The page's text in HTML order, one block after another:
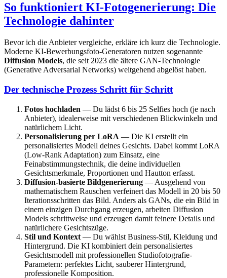
So funktioniert KI-Fotogenerierung: Die
Technologie dahinter
Bevor ich die Anbieter vergleiche, erkläre ich kurz die Technologie.
Moderne KI-Bewerbungsfoto-Generatoren nutzen sogenannte
Diffusion Models, die seit 2023 die ältere GAN-Technologie
(Generative Adversarial Networks) weitgehend abgelöst haben.
Der technische Prozess Schritt für Schritt
Fotos hochladen — Du lädst 6 bis 25 Selfies hoch (je nach
Anbieter), idealerweise mit verschiedenen Blickwinkeln und
natürlichem Licht.
Personalisierung per LoRA — Die KI erstellt ein
personalisiertes Modell deines Gesichts. Dabei kommt LoRA
(Low-Rank Adaptation) zum Einsatz, eine
Feinabstimmungstechnik, die deine individuellen
Gesichtsmerkmale, Proportionen und Hautton erfasst.
Diffusion-basierte Bildgenerierung — Ausgehend von
mathematischem Rauschen verfeinert das Modell in 20 bis 50
Iterationsschritten das Bild. Anders als GANs, die ein Bild in
einem einzigen Durchgang erzeugen, arbeiten Diffusion
Models schrittweise und erzeugen damit feinere Details und
natürlichere Gesichtszüge.
Stil und Kontext — Du wählst Business-Stil, Kleidung und
Hintergrund. Die KI kombiniert dein personalisiertes
Gesichtsmodell mit professionellen Studiofotografie-
Parametern: perfektes Licht, sauberer Hintergrund,
professionelle Komposition.